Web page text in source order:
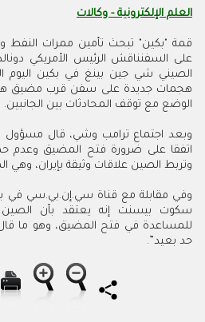
العلم الإلكترونية - وكالات
قمة "بكين" تبحث تأمين ممرات
على السفنناقش الرئيس الأمريكي
الصيني شي جين بينغ في بكين
هجمات جديدة على سفن قرب مضيق
‌الوضع مع توقف المحادثات بين الجانبين.
وبعد اجتماع ترامب وشي، قال مسؤول
اتفقا على ضرورة فتح المضيق وعدم
وتربط الصين علاقات وثيقة بإيران، وهي
وفي مقابلة مع قناة سي.إن.بي.سي في
سكوت بيسنت إنه يعتقد بأن
للمساعدة في فتح المضيق، وهو ما
حد بعيد”.